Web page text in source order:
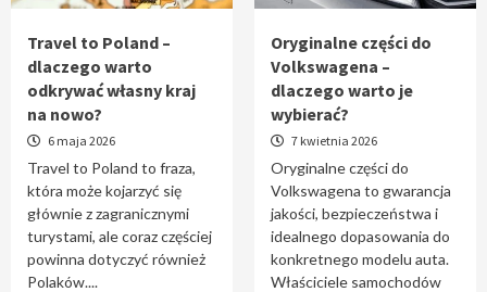
5
1
Travel to Poland – dlaczego warto odkrywać
własny kraj na nowo?
2
Oryginalne części do Volkswagena –
dlaczego warto je wybierać?
Travel to Poland –
dlaczego warto
odkrywać własny kraj
na nowo?
6 maja 2026
Travel to Poland to fraza,
która może kojarzyć się
głównie z zagranicznymi
turystami, ale coraz częściej
powinna dotyczyć również
Polaków....
Oryginalne części do
Volkswagena –
dlaczego warto je
wybierać?
7 kwietnia 2026
Oryginalne części do
Volkswagena to gwarancja
jakości, bezpieczeństwa i
idealnego dopasowania do
konkretnego modelu auta.
Właściciele samochodów